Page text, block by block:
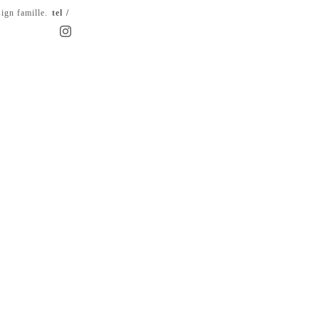
famille. tel /